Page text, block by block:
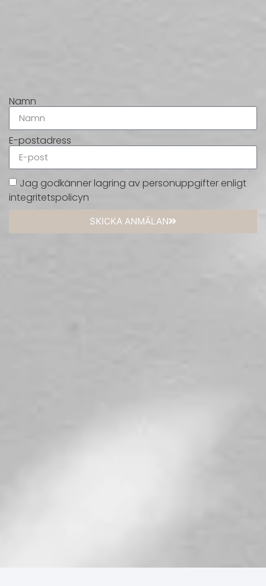
Namn
E-postadress
Jag godkänner lagring av personuppgifter enligt
integritetspolicyn
SKICKA ANMÄLAN